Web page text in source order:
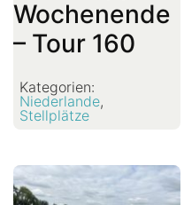
Wochenende
– Tour 160
Kategorien:
Niederlande,
Stellplätze